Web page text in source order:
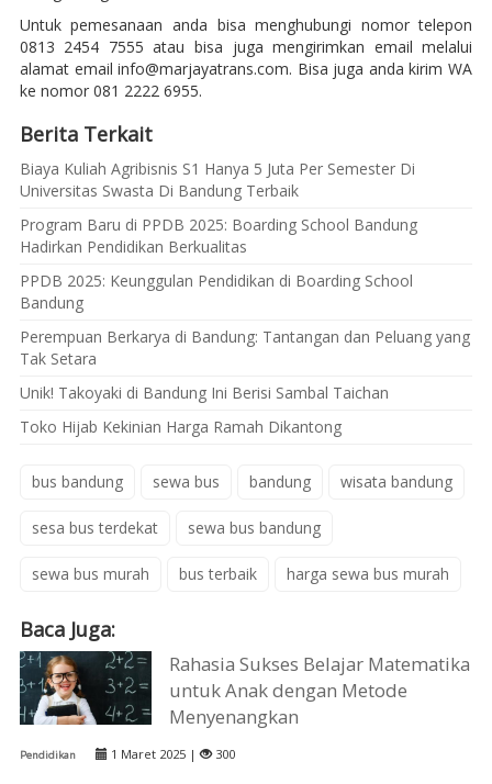
Untuk pemesanaan anda bisa menghubungi nomor telepon
0813 2454 7555 atau bisa juga mengirimkan email melalui
alamat email info@marjayatrans.com. Bisa juga anda kirim WA
ke nomor 081 2222 6955.
Berita Terkait
Biaya Kuliah Agribisnis S1 Hanya 5 Juta Per Semester Di
Universitas Swasta Di Bandung Terbaik
Program Baru di PPDB 2025: Boarding School Bandung
Hadirkan Pendidikan Berkualitas
PPDB 2025: Keunggulan Pendidikan di Boarding School
Bandung
Perempuan Berkarya di Bandung: Tantangan dan Peluang yang
Tak Setara
Unik! Takoyaki di Bandung Ini Berisi Sambal Taichan
Toko Hijab Kekinian Harga Ramah Dikantong
bus bandung sewa bus bandung wisata bandung
sesa bus terdekat sewa bus bandung
sewa bus murah bus terbaik harga sewa bus murah
Baca Juga:
Rahasia Sukses Belajar Matematika
untuk Anak dengan Metode
Menyenangkan
Pendidikan 1 Maret 2025 | 300